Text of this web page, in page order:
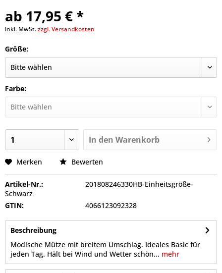
ab 17,95 € *
inkl. MwSt.zzgl. Versandkosten
Größe:
Farbe:
In den Warenkorb
Merken Bewerten
Artikel-Nr.:
201808246330HB-Einheitsgröße-
Schwarz
GTIN:
4066123092328
Beschreibung
Modische Mütze mit breitem Umschlag. Ideales Basic für
jeden Tag. Hält bei Wind und Wetter schön... mehr